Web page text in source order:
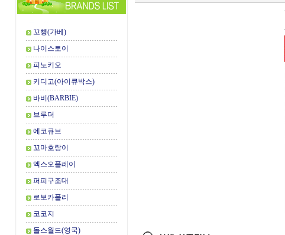
꼬뺑(가베)
나이스토이
피노키오
키디고(아이큐박스)
바비(BARBIE)
브루더
에코큐브
꼬마호랑이
엑스오플레이
퍼피구조대
로보카폴리
코코지
돌스월드(영국)